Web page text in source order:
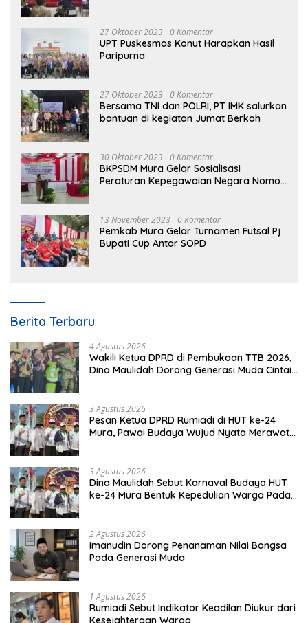
27 Oktober 2023 0 Komentar
UPT Puskesmas Konut Harapkan Hasil
Paripurna
27 Oktober 2023 0 Komentar
Bersama TNI dan POLRI, PT IMK salurkan
bantuan di kegiatan Jumat Berkah
30 Oktober 2023 0 Komentar
BKPSDM Mura Gelar Sosialisasi
Peraturan Kepegawaian Negara Nomor
13 November 2023 0 Komentar
Pemkab Mura Gelar Turnamen Futsal Pj
Bupati Cup Antar SOPD
Berita Terbaru
4 Agustus 2026
Wakili Ketua DPRD di Pembukaan TTB 2026,
Dina Maulidah Dorong Generasi Muda Cintai
3 Agustus 2026
Pesan Ketua DPRD Rumiadi di HUT ke-24
Mura, Pawai Budaya Wujud Nyata Merawat
3 Agustus 2026
Dina Maulidah Sebut Karnaval Budaya HUT
ke-24 Mura Bentuk Kepedulian Warga Pada
2 Agustus 2026
Imanudin Dorong Penanaman Nilai Bangsa
Pada Generasi Muda
1 Agustus 2026
Rumiadi Sebut Indikator Keadilan Diukur dari
Kesejahteraan Warga